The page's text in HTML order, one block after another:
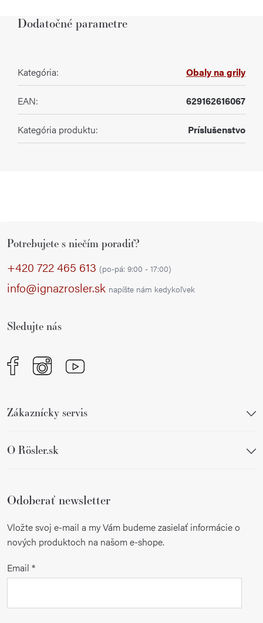
Dodatočné parametre
Kategória: Obaly na grily
EAN: 629162616067
Kategória produktu: Príslušenstvo
Potrebujete s niečím poradiť?
+420 722 465 613 (po-pá: 9:00 - 17:00)
info@ignazrosler.sk napíšte nám kedykoľvek
Sledujte nás
Zákaznícky servis
O Rösler.sk
Odoberať newsletter
Vložte svoj e-mail a my Vám budeme zasielať informácie o
nových produktoch na našom e-shope.
Email